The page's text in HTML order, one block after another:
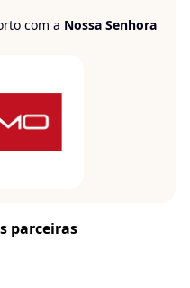
com a Nossa Senhora
parceiras